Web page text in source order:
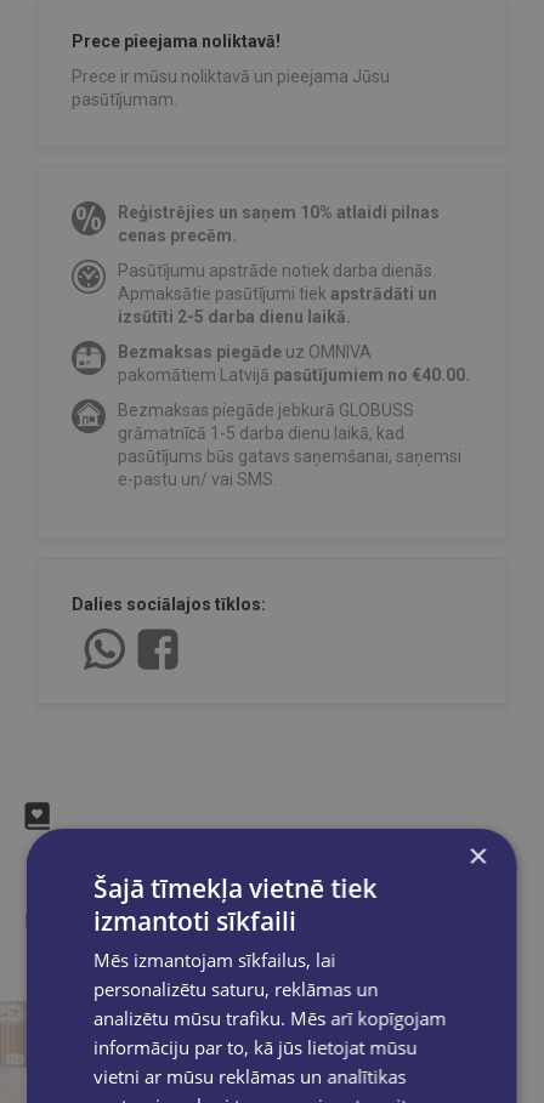
Prece pieejama noliktavā!
Prece ir mūsu noliktavā un pieejama Jūsu
pasūtījumam.
Reģistrējies un saņem 10% atlaidi pilnas
cenas precēm.
Pasūtījumu apstrāde notiek darba dienās.
Apmaksātie pasūtījumi tiek apstrādāti un
izsūtīti 2-5 darba dienu laikā.
Bezmaksas piegāde uz OMNIVA
pakomātiem Latvijā pasūtījumiem no €40.00.
Bezmaksas piegāde jebkurā GLOBUSS
grāmatnīcā 1-5 darba dienu laikā, kad
pasūtījums būs gatavs saņemšanai, saņemsi
e-pastu un/ vai SMS.
Dalies sociālajos tīklos:
Līdzīgas preces
Ieskaties, varbūt noder
×
Šajā tīmekļa vietnē tiek
izmantoti sīkfaili
Mēs izmantojam sīkfailus, lai
personalizētu saturu, reklāmas un
analizētu mūsu trafiku. Mēs arī kopīgojam
informāciju par to, kā jūs lietojat mūsu
vietni ar mūsu reklāmas un analītikas